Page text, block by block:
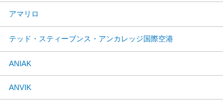
アマリロ
テッド・スティーブンス・アンカレッジ国際空港
ANIAK
ANVIK